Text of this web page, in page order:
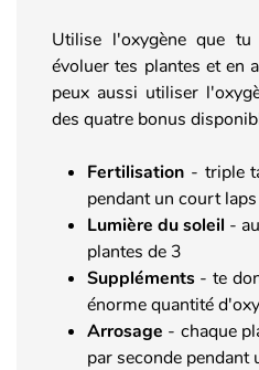
Utilise l'oxygène que
évoluer tes plantes et en
peux aussi utiliser
des quatre bonus
Fertilisation - triple
pendant un court
Lumière du soleil -
plantes de 3
Suppléments - te
énorme quantité
Arrosage - chaque
par seconde pendant